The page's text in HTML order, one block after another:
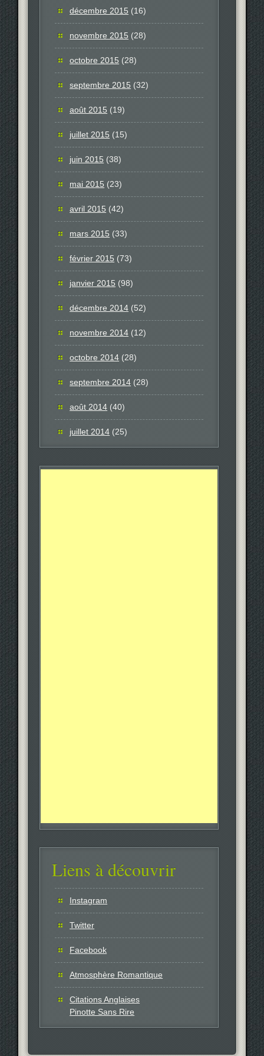
décembre 2015 (16)
novembre 2015 (28)
octobre 2015 (28)
septembre 2015 (32)
août 2015 (19)
juillet 2015 (15)
juin 2015 (38)
mai 2015 (23)
avril 2015 (42)
mars 2015 (33)
février 2015 (73)
janvier 2015 (98)
décembre 2014 (52)
novembre 2014 (12)
octobre 2014 (28)
septembre 2014 (28)
août 2014 (40)
juillet 2014 (25)
Liens à découvrir
Instagram
Twitter
Facebook
Atmosphère Romantique
Citations Anglaises
Pinotte Sans Rire